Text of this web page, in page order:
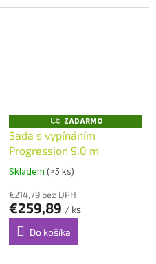
Z
A
D
A
M
ZADARMO
Sada s vypínáním
Progression 9,0 m
Skladem (>5 ks)
€214,79 bez DPH
€259,89 / ks
Do košíka